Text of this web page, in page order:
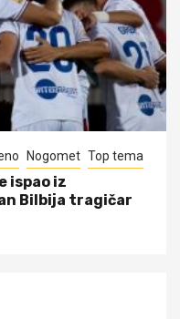
Nogomet Top tema
ispao iz
Bilbija tragičar